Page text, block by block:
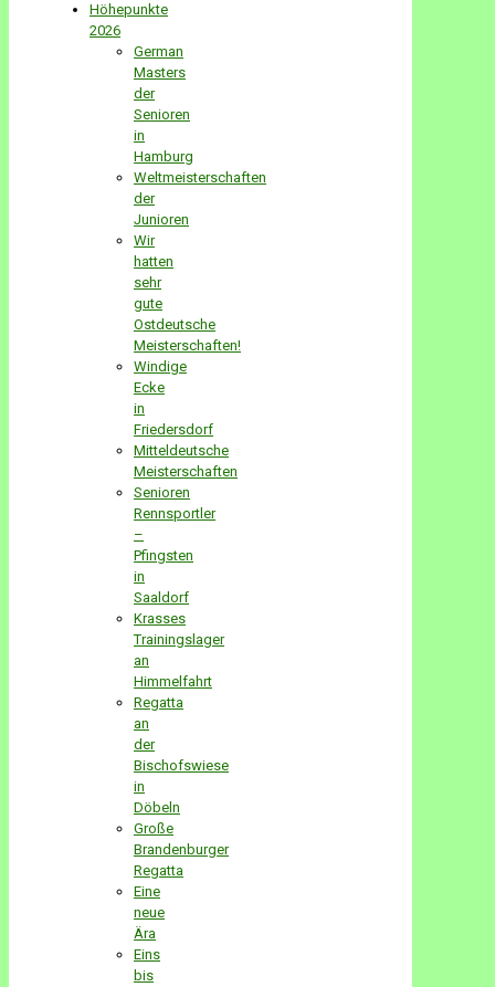
Höhepunkte
2026
German
Masters
der
Senioren
in
Hamburg
Weltmeisterschaften
der
Junioren
Wir
hatten
sehr
gute
Ostdeutsche
Meisterschaften!
Windige
Ecke
in
Friedersdorf
Mitteldeutsche
Meisterschaften
Senioren
Rennsportler
–
Pfingsten
in
Saaldorf
Krasses
Trainingslager
an
Himmelfahrt
Regatta
an
der
Bischofswiese
in
Döbeln
Große
Brandenburger
Regatta
Eine
neue
Ära
Eins
bis